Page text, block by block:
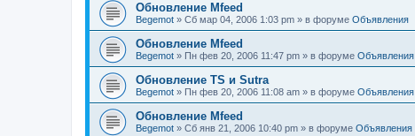
Обновление Mfeed
Begemot » Сб мар 04, 2006 1:03 pm » в форуме Объявления
Обновление Mfeed
Begemot » Пн фев 20, 2006 11:47 pm » в форуме Объявления
Обновление TS и Sutra
Begemot » Пн фев 20, 2006 11:08 am » в форуме Объявления
Обновление Mfeed
Begemot » Сб янв 21, 2006 10:40 pm » в форуме Объявления